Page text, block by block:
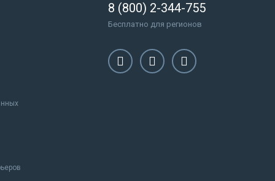
8 (800) 2-344-755
Бесплатно для регионов